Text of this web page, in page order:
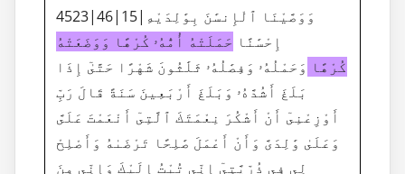
4523|46|15|وَوَصَّيْنَا ٱلْإِنسَٰنَ بِوَٰلِدَيْهِ
إِحْسَٰنًا حَمَلَتْهُ أُمُّهُۥ كُرْهًا وَوَضَعَتْهُ
كُرْهًا وَحَمْلُهُۥ وَفِصَٰلُهُۥ ثَلَٰثُونَ شَهْرًا حَتَّىٰٓ إِذَا
بَلَغَ أَشُدَّهُۥ وَبَلَغَ أَرْبَعِينَ سَنَةً قَالَ رَبِّ
أَوْزِعْنِىٓ أَنْ أَشْكُرَ نِعْمَتَكَ ٱلَّتِىٓ أَنْعَمْتَ عَلَىَّ
وَعَلَىٰ وَٰلِدَىَّ وَأَنْ أَعْمَلَ صَٰلِحًا تَرْضَىٰهُ وَأَصْلِحْ
لِى فِى ذُرِّيَّتِىٓ إِنِّى تُبْتُ إِلَيْكَ وَإِنِّى مِنَ